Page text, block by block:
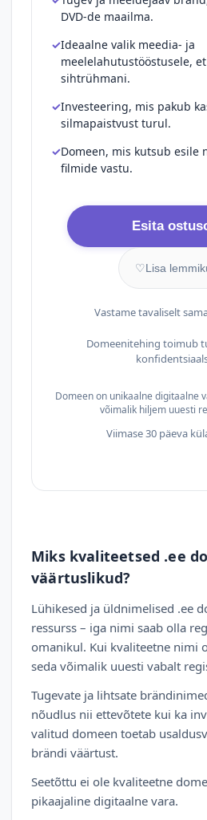
DVD-de maailma.
Ideaalne valik meedia- ja
meelelahutustööstusele,
sihtrühmani.
Investeering, mis pakub
silmapaistvust turul.
Domeen, mis kutsub esile
filmide vastu.
Esita
♡Lisa
Vastame tavaliselt
Domeenitehing toimub
Domeen on unikaalne digitaalne
võimalik hiljem uuesti
Viimase 30 päeva
Miks kvaliteetsed .ee
väärtuslikud?
Lühikesed ja üldnimelised .ee
ressurss – iga nimi saab olla
omanikul. Kui kvaliteetne nimi
seda võimalik uuesti vabalt
Tugevate ja lihtsate
nõudlus nii ettevõtete kui ka
valitud domeen toetab
brändi väärtust.
Seetõttu ei ole kvaliteetne
pikaajaline digitaalne vara.